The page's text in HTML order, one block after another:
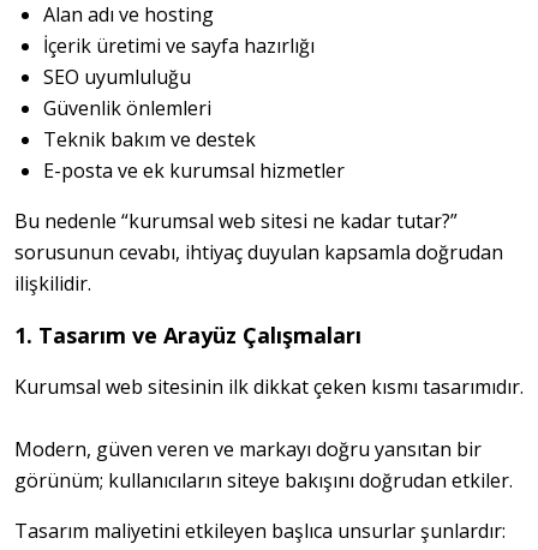
Alan adı ve hosting
İçerik üretimi ve sayfa hazırlığı
SEO uyumluluğu
Güvenlik önlemleri
Teknik bakım ve destek
E-posta ve ek kurumsal hizmetler
Bu nedenle “kurumsal web sitesi ne kadar tutar?”
sorusunun cevabı, ihtiyaç duyulan kapsamla doğrudan
ilişkilidir.
1. Tasarım ve Arayüz Çalışmaları
Kurumsal web sitesinin ilk dikkat çeken kısmı tasarımıdır.
Modern, güven veren ve markayı doğru yansıtan bir
görünüm; kullanıcıların siteye bakışını doğrudan etkiler.
Tasarım maliyetini etkileyen başlıca unsurlar şunlardır: